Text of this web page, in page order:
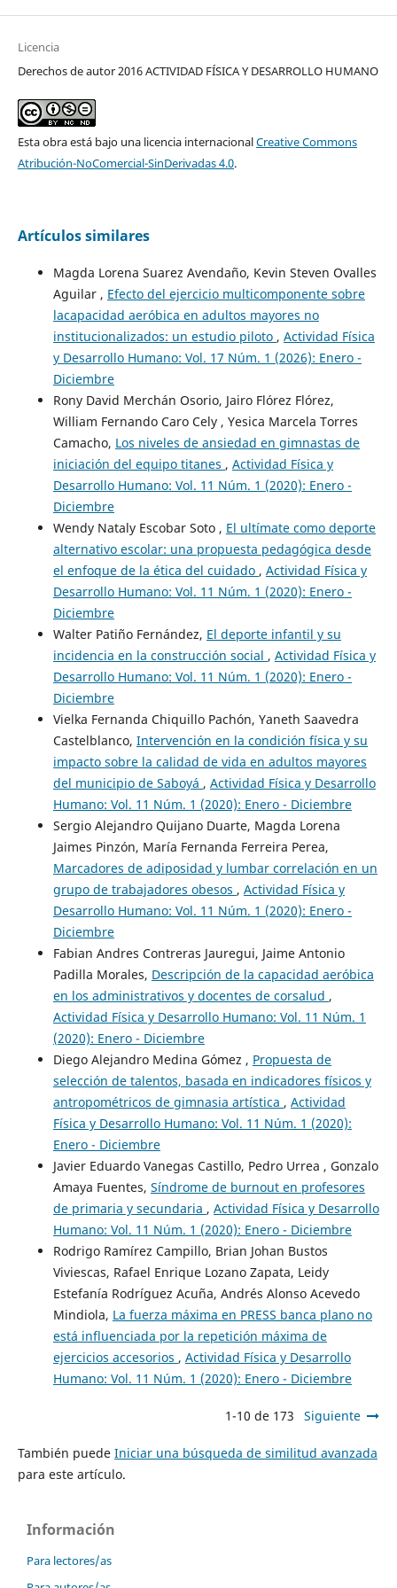
Licencia
Derechos de autor 2016 ACTIVIDAD FÍSICA Y DESARROLLO HUMANO
Esta obra está bajo una licencia internacionalCreative Commons
Atribución-NoComercial-SinDerivadas 4.0.
Artículos similares
Magda Lorena Suarez Avendaño, Kevin Steven Ovalles
Aguilar , Efecto del ejercicio multicomponente sobre
lacapacidad aeróbica en adultos mayores no
institucionalizados: un estudio piloto , Actividad Física
y Desarrollo Humano: Vol. 17 Núm. 1 (2026): Enero -
Diciembre
Rony David Merchán Osorio, Jairo Flórez Flórez,
William Fernando Caro Cely , Yesica Marcela Torres
Camacho, Los niveles de ansiedad en gimnastas de
iniciación del equipo titanes , Actividad Física y
Desarrollo Humano: Vol. 11 Núm. 1 (2020): Enero -
Diciembre
Wendy Nataly Escobar Soto , El ultímate como deporte
alternativo escolar: una propuesta pedagógica desde
el enfoque de la ética del cuidado , Actividad Física y
Desarrollo Humano: Vol. 11 Núm. 1 (2020): Enero -
Diciembre
Walter Patiño Fernández, El deporte infantil y su
incidencia en la construcción social , Actividad Física y
Desarrollo Humano: Vol. 11 Núm. 1 (2020): Enero -
Diciembre
Vielka Fernanda Chiquillo Pachón, Yaneth Saavedra
Castelblanco, Intervención en la condición física y su
impacto sobre la calidad de vida en adultos mayores
del municipio de Saboyá , Actividad Física y Desarrollo
Humano: Vol. 11 Núm. 1 (2020): Enero - Diciembre
Sergio Alejandro Quijano Duarte, Magda Lorena
Jaimes Pinzón, María Fernanda Ferreira Perea,
Marcadores de adiposidad y lumbar correlación en un
grupo de trabajadores obesos , Actividad Física y
Desarrollo Humano: Vol. 11 Núm. 1 (2020): Enero -
Diciembre
Fabian Andres Contreras Jauregui, Jaime Antonio
Padilla Morales, Descripción de la capacidad aeróbica
en los administrativos y docentes de corsalud ,
Actividad Física y Desarrollo Humano: Vol. 11 Núm. 1
(2020): Enero - Diciembre
Diego Alejandro Medina Gómez , Propuesta de
selección de talentos, basada en indicadores físicos y
antropométricos de gimnasia artística , Actividad
Física y Desarrollo Humano: Vol. 11 Núm. 1 (2020):
Enero - Diciembre
Javier Eduardo Vanegas Castillo, Pedro Urrea , Gonzalo
Amaya Fuentes, Síndrome de burnout en profesores
de primaria y secundaria , Actividad Física y Desarrollo
Humano: Vol. 11 Núm. 1 (2020): Enero - Diciembre
Rodrigo Ramírez Campillo, Brian Johan Bustos
Viviescas, Rafael Enrique Lozano Zapata, Leidy
Estefanía Rodríguez Acuña, Andrés Alonso Acevedo
Mindiola, La fuerza máxima en PRESS banca plano no
está influenciada por la repetición máxima de
ejercicios accesorios , Actividad Física y Desarrollo
Humano: Vol. 11 Núm. 1 (2020): Enero - Diciembre
1-10 de 173 Siguiente
También puede Iniciar una búsqueda de similitud avanzada
para este artículo.
Información
Para lectores/as